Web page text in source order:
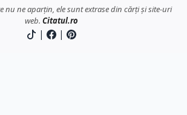
nu ne aparțin, ele sunt extrase din cărți și site-uri
web. Citatul.ro
| |